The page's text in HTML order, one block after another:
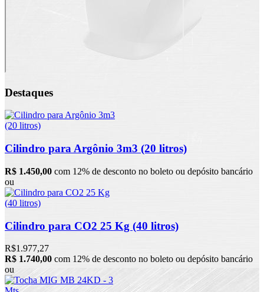
Destaques
Cilindro para Argônio 3m3 (20 litros)
R$ 1.450,00 com 12% de desconto no boleto ou depósito bancário
ou
Cilindro para CO2 25 Kg (40 litros)
R$1.977,27
R$ 1.740,00 com 12% de desconto no boleto ou depósito bancário
ou